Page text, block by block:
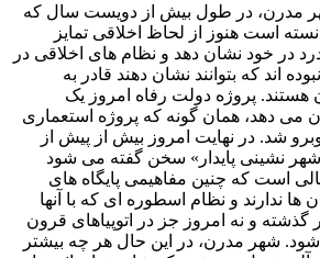
مدرن، در طول بیش از دویست سال که
است هنوز از لحاظ اخلاقی تمایز
در خود نشان دهد و نظام های اخلاقی در
اند که بتوانند نشان دهند قادر به
پروژه دولت رفاه امروز یک
دهد، همان گونه که پروژه استعماری
شد. در نهایت امروز بیش از پیش از
«شهر نشینی پایدار» سخن گفته می شود
در حالی است که چنین مفاهیمی پایگاه های
ندارند و نظام اسطوره ای که با آنها
گذشته و نه امروز جز در اتوپیاهای قرون
شود. شهر مدرن، در این حال هر چه بیشتر